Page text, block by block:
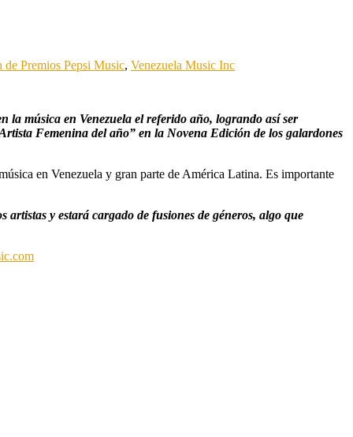
Premios Pepsi Music, Venezuela Music Inc
la música en Venezuela el referido año, logrando así ser
Femenina del año” en la Novena Edición de los galardones
en Venezuela y gran parte de América Latina. Es importante
y estará cargado de fusiones de géneros, algo que